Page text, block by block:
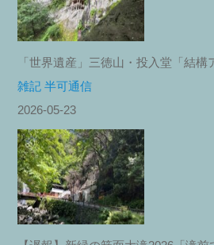
「世界遺産」三徳山・投入堂「結構
雑記 半可通信
2026-05-23